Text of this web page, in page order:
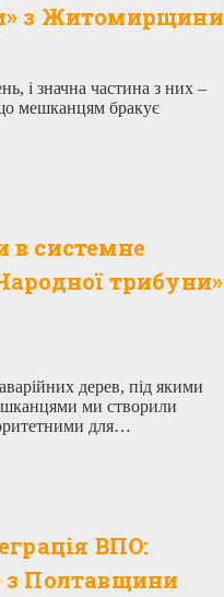
з Житомирщини
і значна частина з них –
мешканцям бракує
в системне
трибуни»
дерев, під якими
ми створили
для…
ВПО:
з Полтавщини